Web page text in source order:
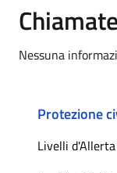
Nessuna
Protezione
Livelli d'Allerta